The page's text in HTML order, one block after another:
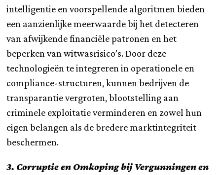
intelligentie en voorspellende algoritmen bieden
een aanzienlijke meerwaarde bij het detecteren
van afwijkende financiële patronen en het
beperken van witwasrisico’s. Door deze
technologieën te integreren in operationele en
compliance-structuren, kunnen bedrijven de
transparantie vergroten, blootstelling aan
criminele exploitatie verminderen en zowel hun
eigen belangen als de bredere marktintegriteit
beschermen.
3. Corruptie en Omkoping bij Vergunningen en